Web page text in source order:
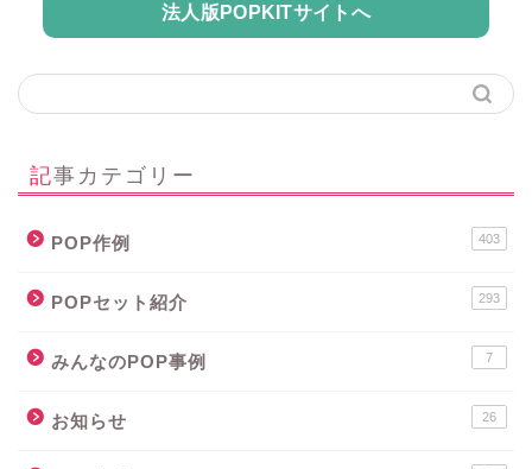
法人版POPKITサイトへ
記事カテゴリー
POP作例 403
POPセット紹介 293
みんなのPOP事例 7
お知らせ 26